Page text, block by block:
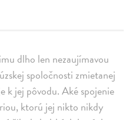
dlho len nezaujímavou
spoločnosti zmietanej
k jej pôvodu. Aké spojenie
ktorú jej nikto nikdy